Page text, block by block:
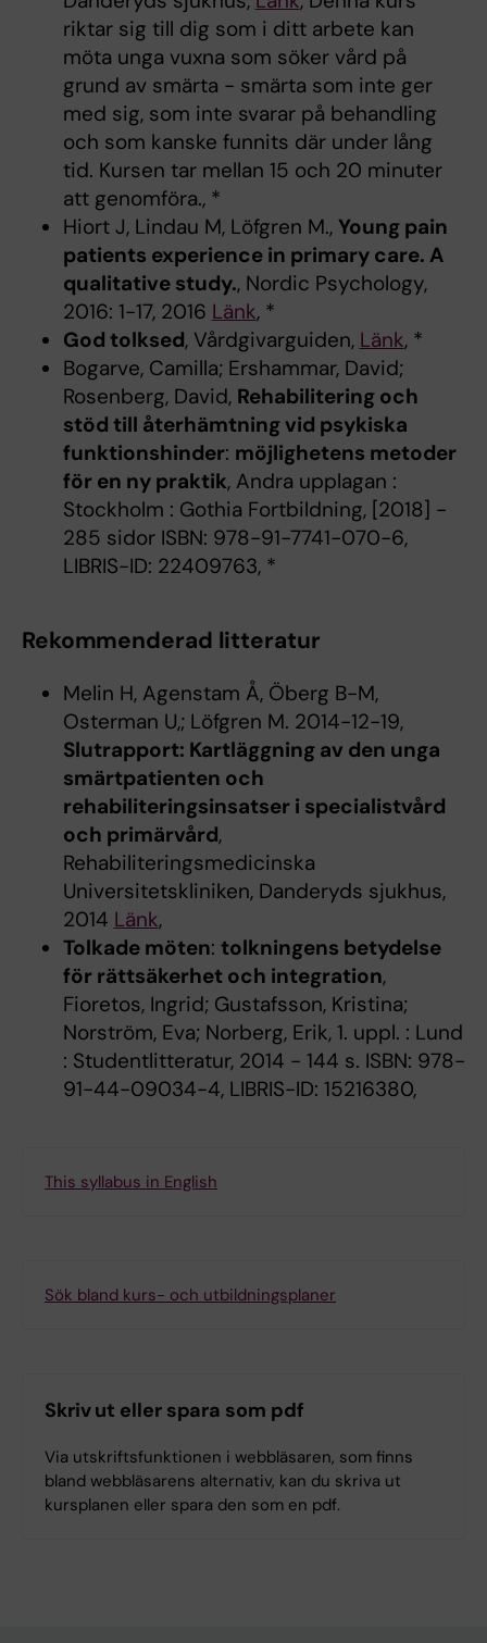
riktar sig till dig som i ditt arbete kan
möta unga vuxna som söker vård på
grund av smärta - smärta som inte ger
med sig, som inte svarar på behandling
och som kanske funnits där under lång
tid. Kursen tar mellan 15 och 20 minuter
att genomföra., *
Hiort J, Lindau M, Löfgren M., Young pain
patients experience in primary care. A
qualitative study., Nordic Psychology,
2016: 1-17, 2016 Länk, *
God tolksed, Vårdgivarguiden, Länk, *
Bogarve, Camilla; Ershammar, David;
Rosenberg, David, Rehabilitering och
stöd till återhämtning vid psykiska
funktionshinder: möjlighetens metoder
för en ny praktik, Andra upplagan :
Stockholm : Gothia Fortbildning, [2018] -
285 sidor ISBN: 978-91-7741-070-6,
LIBRIS-ID: 22409763, *
Rekommenderad litteratur
Melin H, Agenstam Å, Öberg B-M,
Osterman U,; Löfgren M. 2014-12-19,
Slutrapport: Kartläggning av den unga
smärtpatienten och
rehabiliteringsinsatser i specialistvård
och primärvård,
Rehabiliteringsmedicinska
Universitetskliniken, Danderyds sjukhus,
2014 Länk,
Tolkade möten: tolkningens betydelse
för rättsäkerhet och integration,
Fioretos, Ingrid; Gustafsson, Kristina;
Norström, Eva; Norberg, Erik, 1. uppl. : Lund
: Studentlitteratur, 2014 - 144 s. ISBN: 978-
91-44-09034-4, LIBRIS-ID: 15216380,
This syllabus in English
Sök bland kurs- och utbildningsplaner
Skriv ut eller spara som pdf
Via utskriftsfunktionen i webbläsaren, som finns
bland webbläsarens alternativ, kan du skriva ut
kursplanen eller spara den som en pdf.